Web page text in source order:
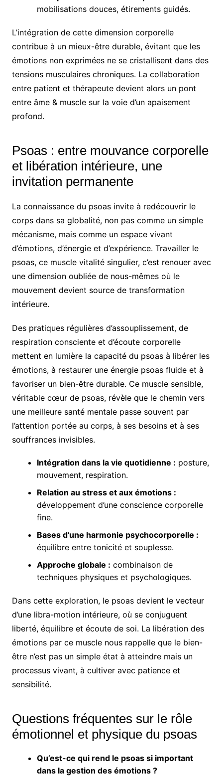
mobilisations douces, étirements guidés.
L’intégration de cette dimension corporelle
contribue à un mieux-être durable, évitant que les
émotions non exprimées ne se cristallisent dans des
tensions musculaires chroniques. La collaboration
entre patient et thérapeute devient alors un pont
entre âme & muscle sur la voie d’un apaisement
profond.
Psoas : entre mouvance corporelle
et libération intérieure, une
invitation permanente
La connaissance du psoas invite à redécouvrir le
corps dans sa globalité, non pas comme un simple
mécanisme, mais comme un espace vivant
d’émotions, d’énergie et d’expérience. Travailler le
psoas, ce muscle vitalité singulier, c’est renouer avec
une dimension oubliée de nous-mêmes où le
mouvement devient source de transformation
intérieure.
Des pratiques régulières d’assouplissement, de
respiration consciente et d’écoute corporelle
mettent en lumière la capacité du psoas à libérer les
émotions, à restaurer une énergie psoas fluide et à
favoriser un bien-être durable. Ce muscle sensible,
véritable cœur de psoas, révèle que le chemin vers
une meilleure santé mentale passe souvent par
l’attention portée au corps, à ses besoins et à ses
souffrances invisibles.
Intégration dans la vie quotidienne : posture,
mouvement, respiration.
Relation au stress et aux émotions :
développement d’une conscience corporelle
fine.
Bases d’une harmonie psychocorporelle :
équilibre entre tonicité et souplesse.
Approche globale : combinaison de
techniques physiques et psychologiques.
Dans cette exploration, le psoas devient le vecteur
d’une libra-motion intérieure, où se conjuguent
liberté, équilibre et écoute de soi. La libération des
émotions par ce muscle nous rappelle que le bien-
être n’est pas un simple état à atteindre mais un
processus vivant, à cultiver avec patience et
sensibilité.
Questions fréquentes sur le rôle
émotionnel et physique du psoas
Qu’est-ce qui rend le psoas si important
dans la gestion des émotions ?